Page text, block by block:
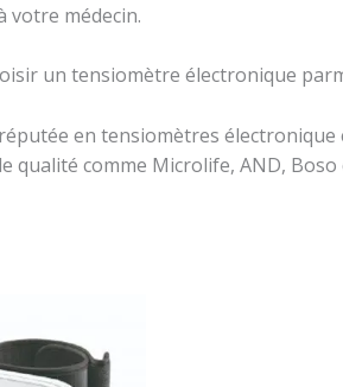
votre médecin.
un tensiomètre électronique
en tensiomètres électronique
qualité comme Microlife, AND,
:
6 900,00 د.ج.